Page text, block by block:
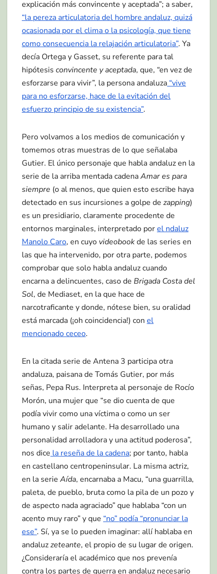
explicación más convincente y aceptada”; a saber,
“la pereza articulatoria del hombre andaluz, quizá
ocasionada por el clima o la psicología, que tiene
como consecuencia la relajación articulatoria”. Ya
decía Ortega y Gasset, su referente para tal
hipótesis convincente y aceptada, que, “en vez de
esforzarse para vivir”, la persona andaluza “vive
para no esforzarse, hace de la evitación del
esfuerzo principio de su existencia”.
Pero volvamos a los medios de comunicación y
tomemos otras muestras de lo que señalaba
Gutier. El único personaje que habla andaluz en la
serie de la arriba mentada cadenaAmar es para
siempre (o al menos, que quien esto escribe haya
detectado en sus incursiones a golpe de zapping)
es un presidiario, claramente procedente de
entornos marginales, interpretado porel ndaluz
Manolo Caro, en cuyo videobookde las series en
las que ha intervenido, por otra parte, podemos
comprobar que solo habla andaluz cuando
encarna a delincuentes, caso de Brigada Costa del
Sol, de Mediaset, en la que hace de
narcotraficante y donde, nótese bien, su oralidad
está marcada (¡oh coincidencia!) con el
mencionado ceceo.
En la citada serie de Antena 3 participa otra
andaluza, paisana de Tomás Gutier, por más
señas, Pepa Rus. Interpreta al personaje de Rocío
Morón, una mujer que “se dio cuenta de que
podía vivir como una víctima o como un ser
humano y salir adelante. Ha desarrollado una
personalidad arrolladora y una actitud poderosa”,
nos dice la reseña de la cadena; por tanto, habla
en castellano centropeninsular. La misma actriz,
en la serie Aída, encarnaba a Macu, “una guarrilla,
paleta, de pueblo, bruta como la pila de un pozo y
de aspecto nada agraciado” que hablaba “con un
acento muy raro” y que “no” podía “pronunciar la
ese”. Sí, ya se lo pueden imaginar: allí hablaba en
andaluzzeteante, el propio de su lugar de origen.
¿Consideraría el académico que nos prevenía
contra los partes de guerra en andaluz necesario